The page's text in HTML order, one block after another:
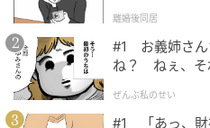
離婚後同居
#1 お義姉さん
ね？ ねぇ、そ
ぜんぶ私のせい
#1 「あっ、財